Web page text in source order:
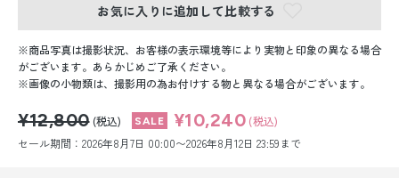
白無垢&紋付袴レンタル
引き振袖レンタル
小物販売品
お気に入りに追加して比較する
商品写真は撮影状況、お客様の表示環境等により実物と印象の異なる場合
がございます。あらかじめご了承ください。
画像の小物類は、撮影用の為お付けする物と異なる場合がございます。
¥12,800 (税込) ¥10,240 (税込)
セール期間：2026年8月7日 00:00〜2026年8月12日 23:59まで